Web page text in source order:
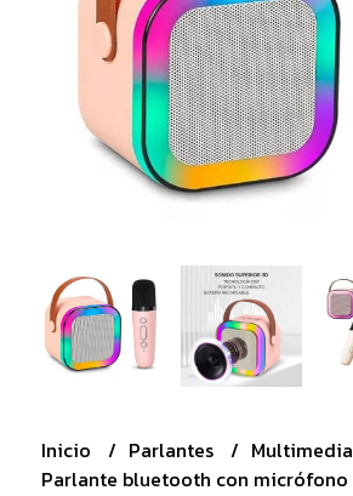
Inicio Parlantes
Multimedia
Parlante bluetooth con micrófono